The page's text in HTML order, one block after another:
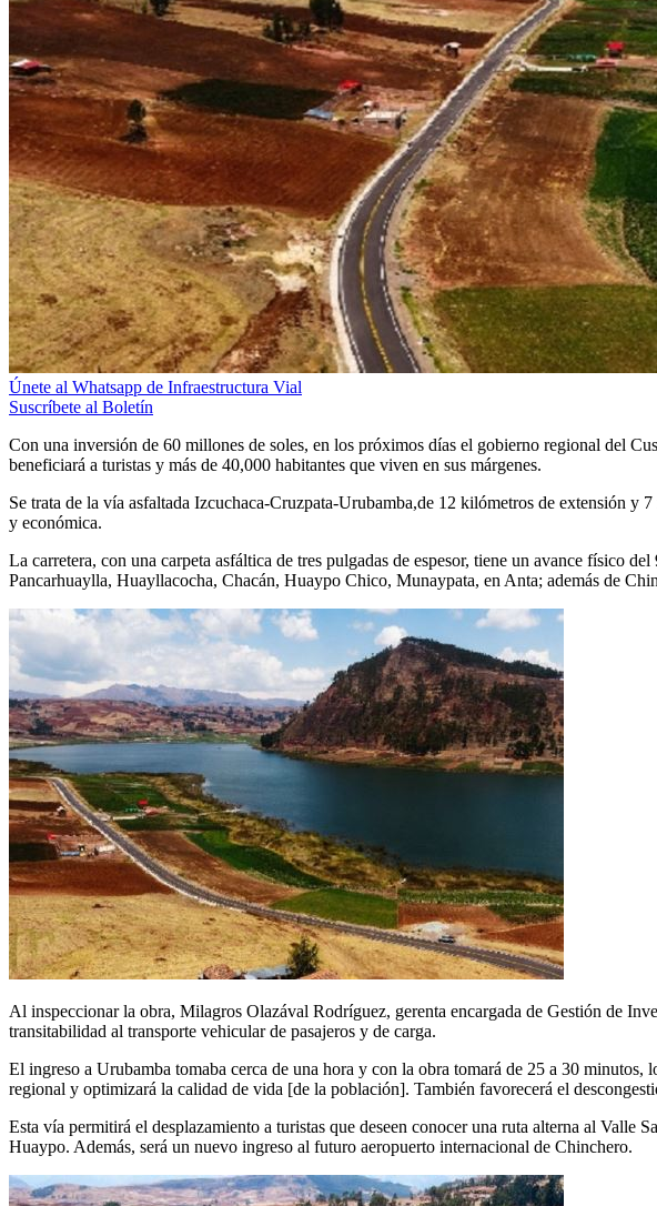
Únete al Whatsapp de Infraestructura Vial
Suscríbete al Boletín
Con una inversión de 60 millones de soles, en los próximos días el gobierno regional del
beneficiará a turistas y más de 40,000 habitantes que viven en sus márgenes.
Se trata de la vía asfaltada Izcuchaca-Cruzpata-Urubamba,de 12 kilómetros de extensión y
y económica.
La carretera, con una carpeta asfáltica de tres pulgadas de espesor, tiene un avance físico
Pancarhuaylla, Huayllacocha, Chacán, Huaypo Chico, Munaypata, en Anta; además de
Al inspeccionar la obra, Milagros Olazával Rodríguez, gerenta encargada de Gestión de
transitabilidad al transporte vehicular de pasajeros y de carga.
El ingreso a Urubamba tomaba cerca de una hora y con la obra tomará de 25 a 30
regional y optimizará la calidad de vida [de la población]. También favorecerá el
Esta vía permitirá el desplazamiento a turistas que deseen conocer una ruta alterna al Valle
Huaypo. Además, será un nuevo ingreso al futuro aeropuerto internacional de Chinchero.